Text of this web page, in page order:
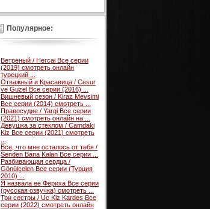
Популярное:
Ветреный / Hercai Все серии
(2019) смотреть онлайн
турецкий ...
Отважный и Красавица / Cesur
ve Guzel Все серии (2016) ...
Вишневый сезон / Kiraz Mevsimi
Все серии (2014) смотреть ...
Правосудие / Yargi Все серии
(2021) смотреть онлайн на ...
Девушка за стеклом / Camdaki
Kiz Все серии (2021) смотреть
Все, что мне осталось от тебя /
Senden Bana Kalan Все серии ...
Разбивающая сердца /
Gönülçelen Все серии (Турция
2010) ...
Я назвала ее Фериха Все серии
(русская озвучка) смотреть ...
Три сестры / Uc Kiz Kardes Все
серии (2022) смотреть онлайн